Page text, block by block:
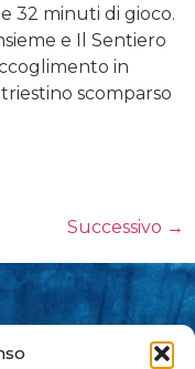
32 minuti di gioco.
e Il Sentiero
in
scomparso
Successivo →